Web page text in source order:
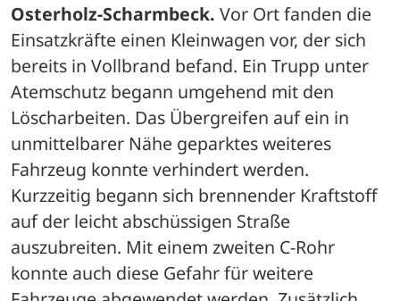
Osterholz-Scharmbeck. Vor Ort fanden die
Einsatzkräfte einen Kleinwagen vor, der sich
bereits in Vollbrand befand. Ein Trupp unter
Atemschutz begann umgehend mit den
Löscharbeiten. Das Übergreifen auf ein in
unmittelbarer Nähe geparktes weiteres
Fahrzeug konnte verhindert werden.
Kurzzeitig begann sich brennender Kraftstoff
auf der leicht abschüssigen Straße
auszubreiten. Mit einem zweiten C-Rohr
konnte auch diese Gefahr für weitere